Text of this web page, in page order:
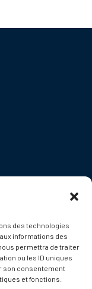
des technologies
informations des
permettra de traiter
ou les ID uniques
son consentement
et fonctions.